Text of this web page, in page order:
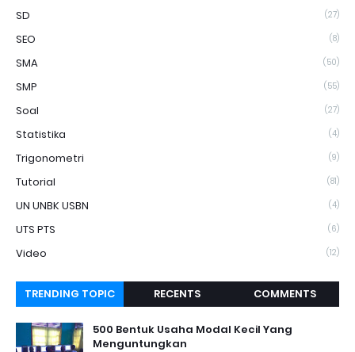
SD (27)
SEO (8)
SMA (50)
SMP (55)
Soal (27)
Statistika (4)
Trigonometri (9)
Tutorial (81)
UN UNBK USBN (4)
UTS PTS (6)
Video (12)
TRENDING TOPIC RECENTS COMMENTS
500 Bentuk Usaha Modal Kecil Yang
Menguntungkan